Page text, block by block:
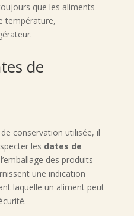
que les aliments
température,
de
conservation utilisée, il
les dates de
des produits
une indication
laquelle un aliment peut